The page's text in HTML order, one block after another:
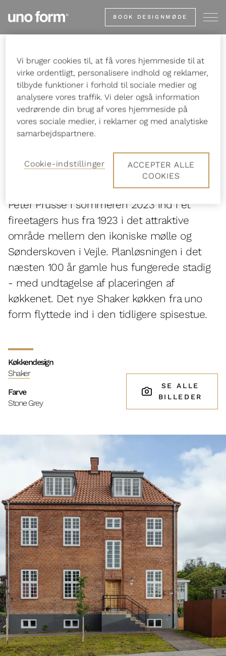
Gå
til
startsiden
BOOK DESIGNMØDE
Forside Inspiration Stories Patriciervilla på toppen af Vejle
Køkkenet flyttede og
forvandlede huset
Efter tre års renovering flyttede Maria og
Peter Prüsse i sommeren 2023 ind i et
fireetagers hus fra 1923 i det attraktive
område mellem den ikoniske mølle og
Sønderskoven i Vejle. Planløsningen i det
næsten 100 år gamle hus fungerede stadig
- med undtagelse af placeringen af
køkkenet. Det nye Shaker køkken fra uno
form flyttede ind i den tidligere spisestue.
Køkkendesign
Shaker
Farve
Stone Grey
SE ALLE
BILLEDER
Vi bruger cookies til, at få vores hjemmeside til at
virke ordentligt, personalisere indhold og reklamer,
tilbyde funktioner i forhold til sociale medier og
analysere vores traffik. Vi deler også information
vedrørende din brug af vores hjemmeside på
vores sociale medier, i reklamer og med analytiske
samarbejdspartnere.
Cookie-indstillinger
ACCEPTER ALLE
COOKIES